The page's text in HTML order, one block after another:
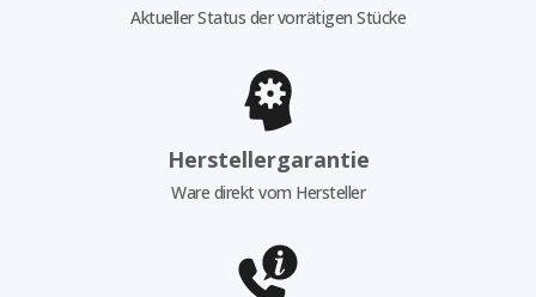
Aktueller Status der vorrätigen Stücke
Herstellergarantie
Ware direkt vom Hersteller